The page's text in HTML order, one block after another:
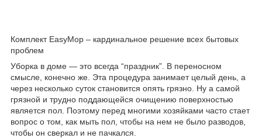
Комплект EasyMop – кардинальное решение всех бытовых
проблем
Уборка в доме — это всегда “праздник”. В переносном
смысле, конечно же. Эта процедура занимает целый день, а
через несколько суток становится опять грязно. Ну а самой
грязной и трудно поддающейся очищению поверхностью
является пол. Поэтому перед многими хозяйками часто стает
вопрос о том, как мыть пол, чтобы на нем не было разводов,
чтобы он сверкал и не пачкался.